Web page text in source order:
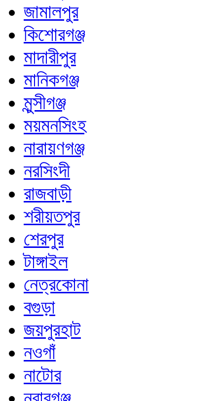
জামালপুর
কিশোরগঞ্জ
মাদারীপুর
মানিকগঞ্জ
মুন্সীগঞ্জ
ময়মনসিংহ
নারায়ণগঞ্জ
নরসিংদী
রাজবাড়ী
শরীয়তপুর
শেরপুর
টাঙ্গাইল
নেত্রকোনা
বগুড়া
জয়পুরহাট
নওগাঁ
নাটোর